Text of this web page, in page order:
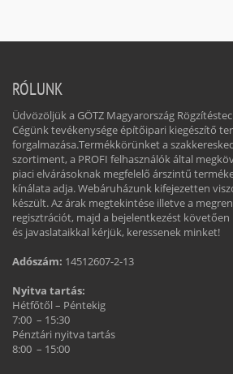
RÓLUNK
Üdvözöljük a GÖTZ Magyarország
Cégünk tevékenysége építőipari kiegészítő
forgalmazása.Termékkörünket a
szortiment, a PROFI felhasználók által
piaci elvárásoknak megfelelő árszintű
kínálata adja. Webáruházunk kifejezetten
készült. Az árak megtekintése illetve a
regisztrációt, majd a bejelentkezést követően
és javaslataikkal kérjük, keressenek minket!
Adószám: 14512607-2-13
Nyitva tartás:
Hétfőtől – Péntekig
7:00 – 15:30
Pénztári nyitva tartás
8:00 – 15:00